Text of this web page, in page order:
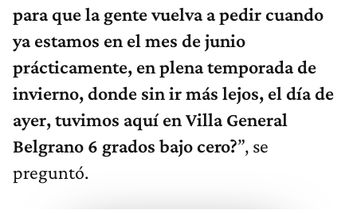
para que la gente vuelva a pedir cuando
ya estamos en el mes de junio
prácticamente, en plena temporada de
invierno, donde sin ir más lejos, el día de
ayer, tuvimos aquí en Villa General
Belgrano 6 grados bajo cero?”, se
preguntó.